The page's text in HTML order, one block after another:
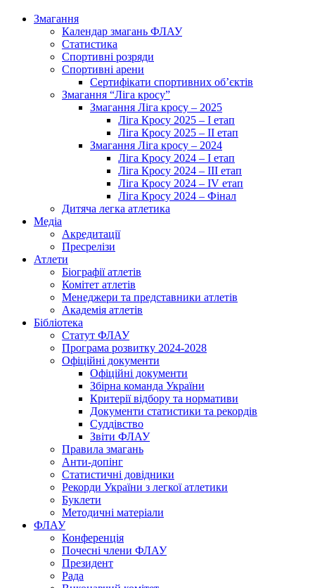
Змагання
Календар змагань ФЛАУ
Статистика
Спортивні розряди
Спортивні арени
Сертифікати спортивних об’єктів
Змагання “Ліга кросу”
Змагання Ліга кросу – 2025
Ліга Кросу 2025 – I етап
Ліга Кросу 2025 – II етап
Змагання Ліга кросу – 2024
Ліга Кросу 2024 – I етап
Ліга Кросу 2024 – III етап
Ліга Кросу 2024 – IV етап
Ліга Кросу 2024 – Фінал
Дитяча легка атлетика
Медіа
Акредитації
Пресрелізи
Атлети
Біографії атлетів
Комітет атлетів
Менеджери та представники атлетів
Академія атлетів
Бібліотека
Статут ФЛАУ
Програма розвитку 2024-2028
Офіційні документи
Офіційні документи
Збірна команда України
Критерії відбору та нормативи
Документи статистики та рекордів
Суддівство
Звіти ФЛАУ
Правила змагань
Анти-допінг
Статистичні довідники
Рекорди України з легкої атлетики
Буклети
Методичні матеріали
ФЛАУ
Конференція
Почесні члени ФЛАУ
Президент
Рада